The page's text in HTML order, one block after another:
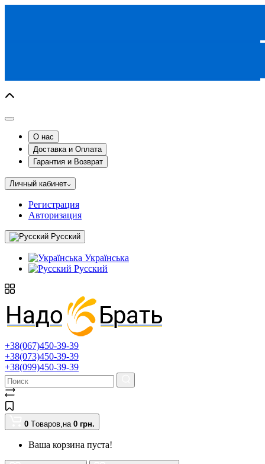
О нас
Доставка и Оплата
Гарантия и Возврат
Личный кабинет
Регистрация
Авторизация
Русский
Українська
Русский
+38(067)450-39-39
+38(073)450-39-39
+38(099)450-39-39
0 Tоваров,на 0 грн.
Ваша корзина пуста!